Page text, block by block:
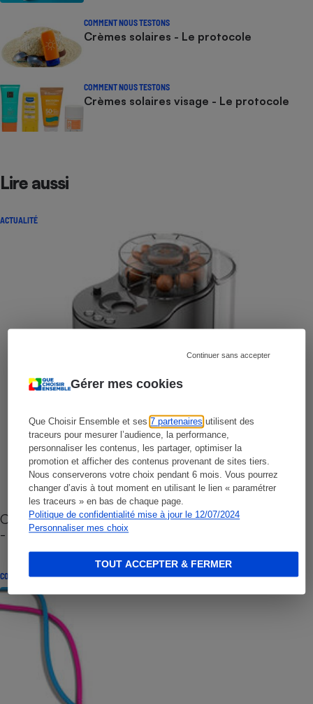
Gérer mes cookies
Que Choisir Ensemble et ses7 partenaires utilisent des
traceurs pour mesurer l’audience, la performance,
personnaliser les contenus, les partager, optimiser la
promotion et afficher des contenus provenant de sites tiers.
Nous conserverons votre choix pendant 6 mois. Vous pourrez
changer d’avis à tout moment en utilisant le lien « paramétrer
les traceurs » en bas de chaque page.
Politique de confidentialité mise à jour le 12/07/2024
Personnaliser mes choix
Continuer sans accepter
TOUT ACCEPTER & FERMER
COMMENT NOUS TESTONS
Crèmes solaires - Le protocole
COMMENT NOUS TESTONS
Crèmes solaires visage - Le protocole
Lire aussi
ACTUALITÉ
Cafetière à capsules zéro déchet CoffeeB (vidéo)
- Premières impressions
CONSEILS